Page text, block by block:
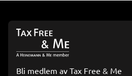
Bli medlem av Tax Free & Me